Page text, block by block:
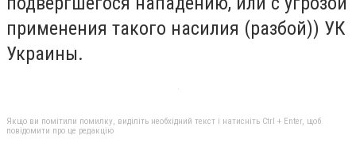
применения такого насилия (разбой)) УК
Украины.
Якщо ви помітили помилку, виділіть необхідний текст і натисніть Ctrl + Enter, щоб
повідомити про це редакцію